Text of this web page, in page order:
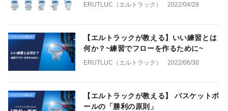
ERUTLUC（エルトラック） 2022/04/28
【エルトラックが教える】いい練習とは
何か？~練習でフローを作るために~
ERUTLUC（エルトラック） 2022/06/30
【エルトラックが教える】 バスケットボ
ールの「勝利の原則」